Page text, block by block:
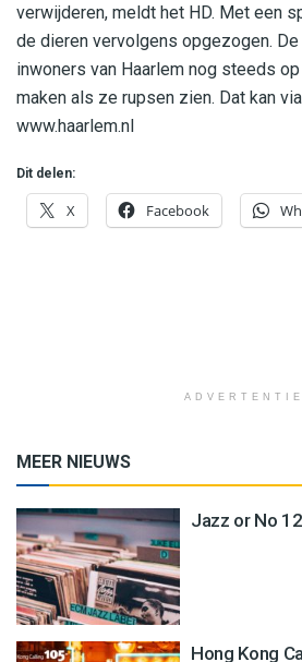
verwijderen, meldt het HD. Met een
de dieren vervolgens opgezogen.
inwoners van Haarlem nog steeds
maken als ze rupsen zien. Dat kan
www.haarlem.nl
Dit delen:
X Facebook
ADVERTENTIE
MEER NIEUWS
Jazz or No
Hong Kong